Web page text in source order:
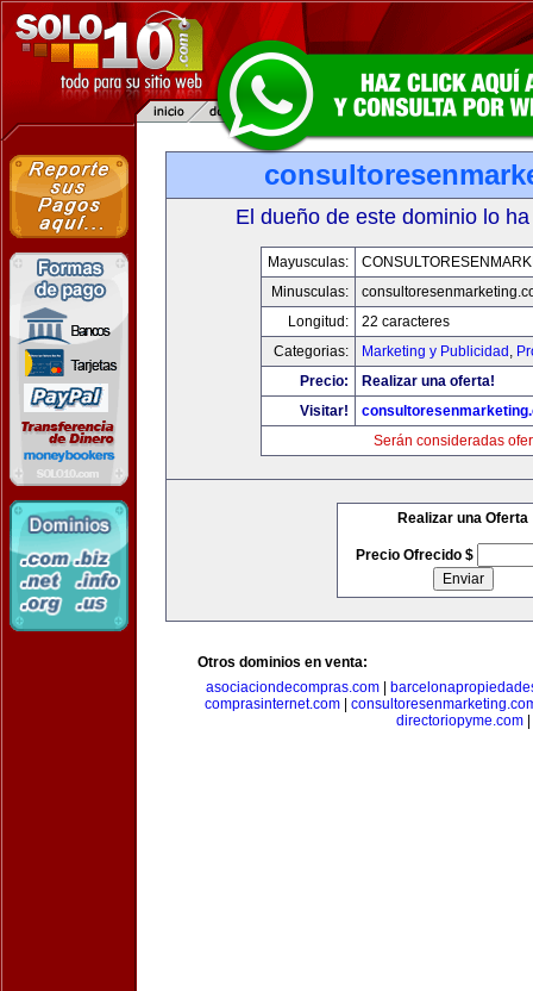
El dueño de este dominio lo
Mayusculas:
Minusculas:
Longitud:
22 caracteres
Categorias:
Marketing y Publicidad ,
Precio:
Realizar una oferta!
Visitar!
Serán consideradas
Realizar una Oferta
Precio Ofrecido $
Otros dominios en venta:
asociaciondecompras.com|
comprasinternet.com|
directoriopyme.com|